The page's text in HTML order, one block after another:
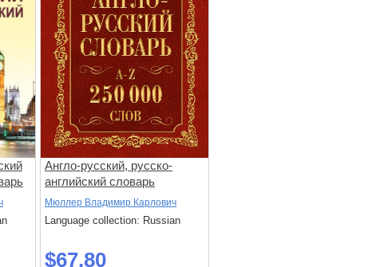
Англо-русский, русско-
английский словарь
Мюллер Владимир Карлович
Language collection: Russian
$67.80